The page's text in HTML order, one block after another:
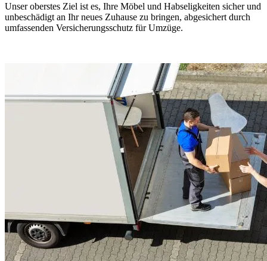
Unser oberstes Ziel ist es, Ihre Möbel und Habseligkeiten sicher und
unbeschädigt an Ihr neues Zuhause zu bringen, abgesichert durch
umfassenden Versicherungsschutz für Umzüge.